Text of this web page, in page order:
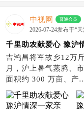
中视网 普通会员
2026-07-24发布于“
千里助农献爱心 豫沪
吉鸿昌将军故乡12万
月，沪上暑气蒸腾、
面积约 300 万亩、产